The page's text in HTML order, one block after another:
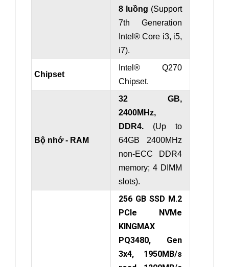
8 luồng (Support
7th Generation
Intel® Core i3, i5,
i7).
Chipset
Intel® Q270
Chipset.
Bộ nhớ - RAM
32 GB,
2400MHz,
DDR4. (Up to
64GB 2400MHz
non-ECC DDR4
memory; 4 DIMM
slots).
256 GB SSD M.2
PCIe NVMe
KINGMAX
PQ3480, Gen
3x4, 1950MB/s